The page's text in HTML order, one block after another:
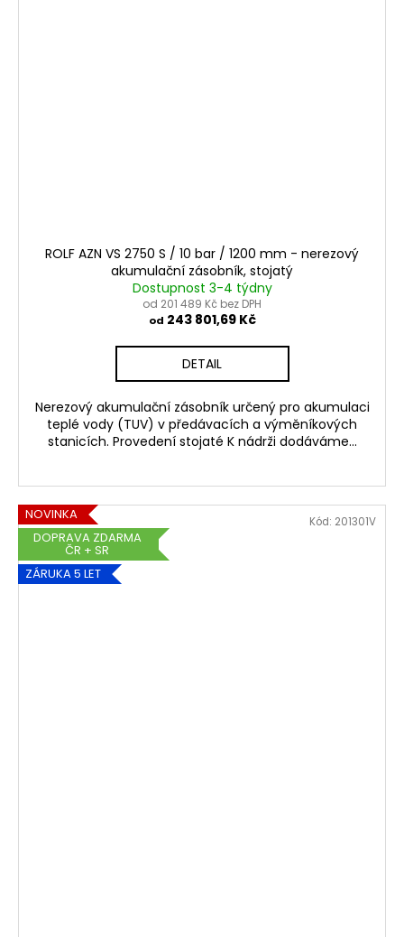
ROLF AZN VS 2750 S / 10 bar / 1200 mm - nerezový
akumulační zásobník, stojatý
Dostupnost 3-4 týdny
od 201 489 Kč bez DPH
od 243 801,69 Kč
DETAIL
Nerezový akumulační zásobník určený pro akumulaci
teplé vody (TUV) v předávacích a výměníkových
stanicích. Provedení stojaté K nádrži dodáváme...
NOVINKA
DOPRAVA ZDARMA
ČR + SR
ZÁRUKA 5 LET
Kód: 201301V